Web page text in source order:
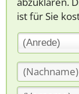
ist für Sie
(Anrede)